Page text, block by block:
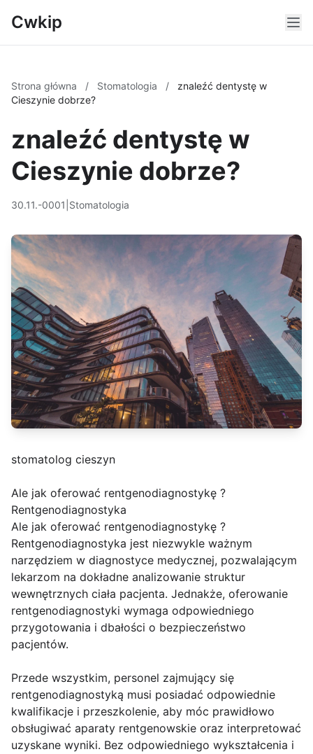
Cwkip
Strona główna / Stomatologia /
znaleźć dentystę w
Cieszynie dobrze?
znaleźć dentystę w
Cieszynie dobrze?
30.11.-0001 Stomatologia
stomatolog cieszyn
Ale jak oferować rentgenodiagnostykę ?
Rentgenodiagnostyka
Ale jak oferować rentgenodiagnostykę ?
Rentgenodiagnostyka jest niezwykle ważnym
narzędziem w diagnostyce medycznej, pozwalającym
lekarzom na dokładne analizowanie struktur
wewnętrznych ciała pacjenta. Jednakże, oferowanie
rentgenodiagnostyki wymaga odpowiedniego
przygotowania i dbałości o bezpieczeństwo
pacjentów.
Przede wszystkim, personel zajmujący się
rentgenodiagnostyką musi posiadać odpowiednie
kwalifikacje i przeszkolenie, aby móc prawidłowo
obsługiwać aparaty rentgenowskie oraz interpretować
uzyskane wyniki. Bez odpowiedniego wykształcenia i